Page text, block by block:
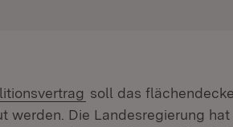
soll das
werden. Die Landesregierung hat